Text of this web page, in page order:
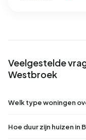
Veelgestelde
Westbroek
Welk type woningen
Hoe duur zijn huizen